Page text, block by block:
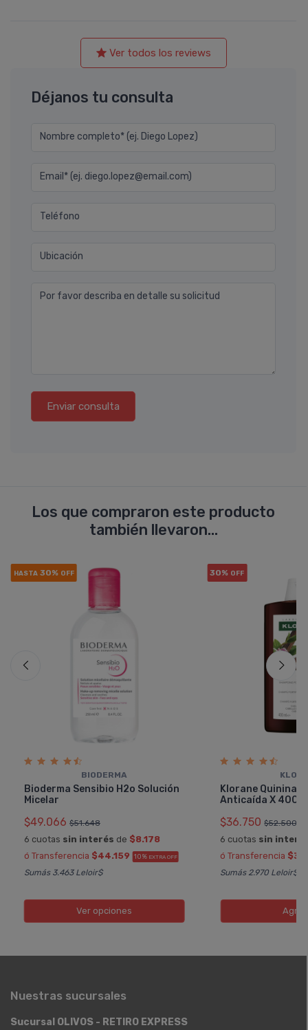
Ver todos los reviews
Déjanos tu consulta
Nombre completo* (ej. Diego Lopez)
Email* (ej. diego.lopez@email.com)
Teléfono
Ubicación
Por favor describa en detalle su solicitud
Enviar consulta
Los que compraron este producto
también llevaron...
HASTA30% OFF
BIODERMA
Bioderma Sensibio H2o Solución
Micelar
$49.066 $51.648
6 cuotas sin interés de $8.178
ó Transferencia $44.159 10% EXTRA OFF
Sumás 3.463 Leloir$
Ver opciones
30% OFF
Klorane Quinina
Anticaí­da X
$36.750 $52.500
6 cuotas sin
ó Transferencia
Sumás 2.970 Leloir$
Nuestras sucursales
Sucursal OLIVOS - RETIRO EXPRESS